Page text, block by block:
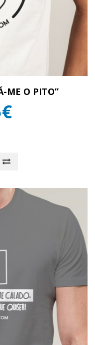
ME O PITO”